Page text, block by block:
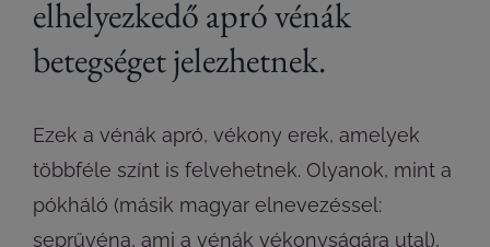
elhelyezkedő apró vénák
betegséget jelezhetnek.
Ezek a vénák apró, vékony erek, amelyek
többféle színt is felvehetnek. Olyanok, mint a
pókháló (másik magyar elnevezéssel:
seprűvéna, ami a vénák vékonyságára utal),